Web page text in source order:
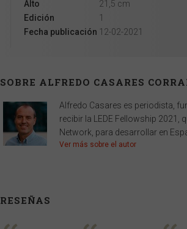
Alto
21,5 cm
Edición
1
Fecha publicación 12-02-2021
SOBRE ALFREDO CASARES
Alfredo Casares es periodista,
recibir la LEDE Fellowship
Network, para desarrollar en
Ver más sobre el autor
RESEÑAS